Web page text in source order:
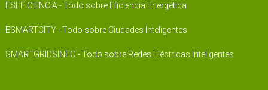
ESEFICIENCIA - Todo sobre Eficiencia Energética
ESMARTCITY - Todo sobre Ciudades Inteligentes
SMARTGRIDSINFO - Todo sobre Redes Eléctricas Inteligentes